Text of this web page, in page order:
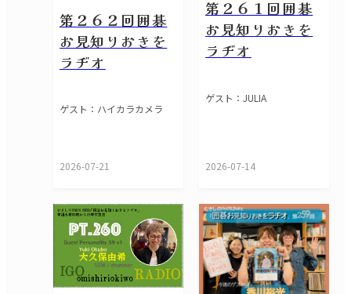
第２６２回囲碁
お見知りおきを
ラヂオ
ゲスト：ハイカラカメラ
2026-07-21
第２６１回囲碁
お見知りおきを
ラヂオ
ゲスト：JULIA
2026-07-14